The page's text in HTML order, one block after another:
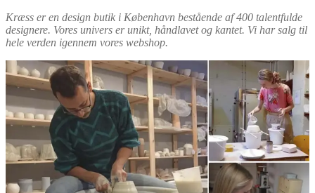
Kræss er en design butik i København bestående af 400 talentfulde
designere. Vores univers er unikt, håndlavet og kantet. Vi har salg til
hele verden igennem vores webshop.